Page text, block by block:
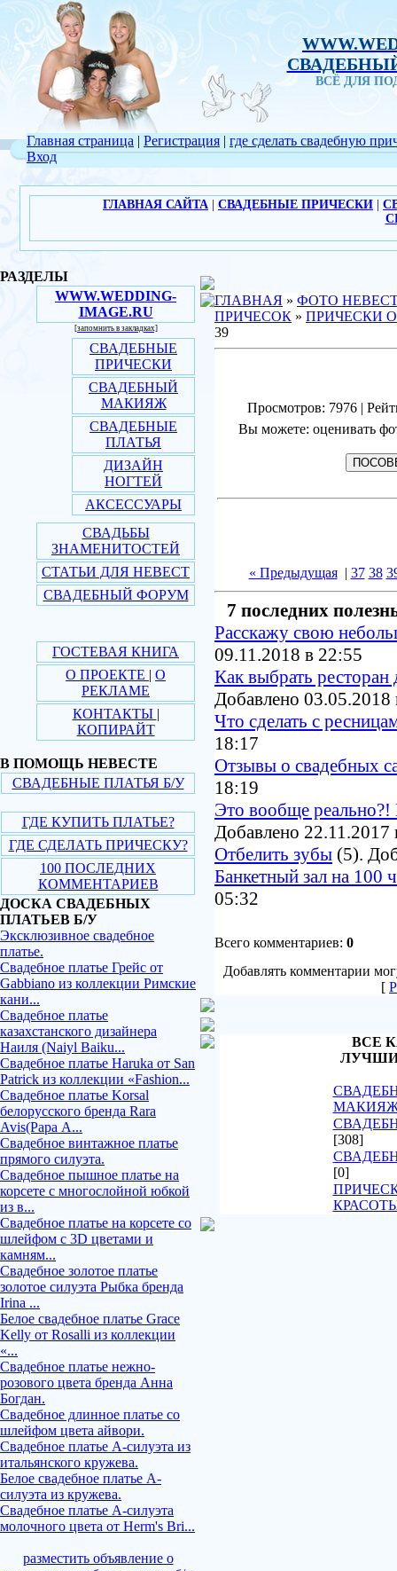
ВСЁ ДЛЯ
Главная страница | Регистрация |
Вход
где сделать свадебную
ГЛАВНАЯ САЙТА СВАДЕБНЫЕ ПРИЧЕСКИ
РАЗДЕЛЫ
WWW.WEDDING-
IMAGE.RU
[запомнить в закладках]
СВАДЕБНЫЕ
ПРИЧЕСКИ
СВАДЕБНЫЙ
МАКИЯЖ
СВАДЕБНЫЕ
ПЛАТЬЯ
ДИЗАЙН
НОГТЕЙ
АКСЕССУАРЫ
СВАДЬБЫ
ЗНАМЕНИТОСТЕЙ
СТАТЬИ ДЛЯ НЕВЕСТ
СВАДЕБНЫЙ ФОРУМ
ГОСТЕВАЯ КНИГА
О ПРОЕКТЕ | О
РЕКЛАМЕ
КОНТАКТЫ |
КОПИРАЙТ
В ПОМОЩЬ НЕВЕСТЕ
СВАДЕБНЫЕ ПЛАТЬЯ Б/У
ГДЕ КУПИТЬ ПЛАТЬЕ?
ГДЕ СДЕЛАТЬ ПРИЧЕСКУ?
100 ПОСЛЕДНИХ
КОММЕНТАРИЕВ
ДОСКА СВАДЕБНЫХ
ПЛАТЬЕВ Б/У
Эксклюзивное свадебное
платье.
Свадебное платье Грейс от
Gabbiano из коллекции Римские
кани...
Свадебное платье
казахстанского дизайнера
Наиля (Naiyl Baiku...
Свадебное платье Haruka от San
Patrick из коллекции «Fashion...
Свадебное платье Korsal
белорусского бренда Rara
Avis(Рара А...
Свадебное винтажное платье
прямого силуэта.
Свадебное пышное платье на
корсете с многослойной юбкой
из в...
Свадебное платье на корсете со
шлейфом с 3D цветами и
камням...
Свадебное золотое платье
золотое силуэта Рыбка бренда
Irina ...
Белое свадебное платье Grace
Kelly от Rosalli из коллекции
«...
Свадебное платье нежно-
розового цвета бренда Анна
Богдан.
Свадебное длинное платье со
шлейфом цвета айвори.
Свадебное платье А-силуэта из
итальянского кружева.
Белое свадебное платье А-
силуэта из кружева.
Свадебное платье А-силуэта
молочного цвета от Herm's Bri...
разместить объявление о
ГЛАВНАЯ » ФОТО
ПРИЧЕСОК » ПРИЧЕСКИ
39
Просмотров: 7976 |
Вы можете: оценивать
« Предыдущая| 37 38
7 последних
Расскажу свою
09.11.2018 в 22:55
Как выбрать
Добавлено 03.05.2018
Что сделать с
18:17
Отзывы о свадебных
18:19
Это вообще реально?!
Добавлено 22.11.2017
Отбелить зубы (5).
Банкетный зал на 100
05:32
Всего комментариев: 0
Добавлять комментарии
[
ВСЕ
[308]
[0]